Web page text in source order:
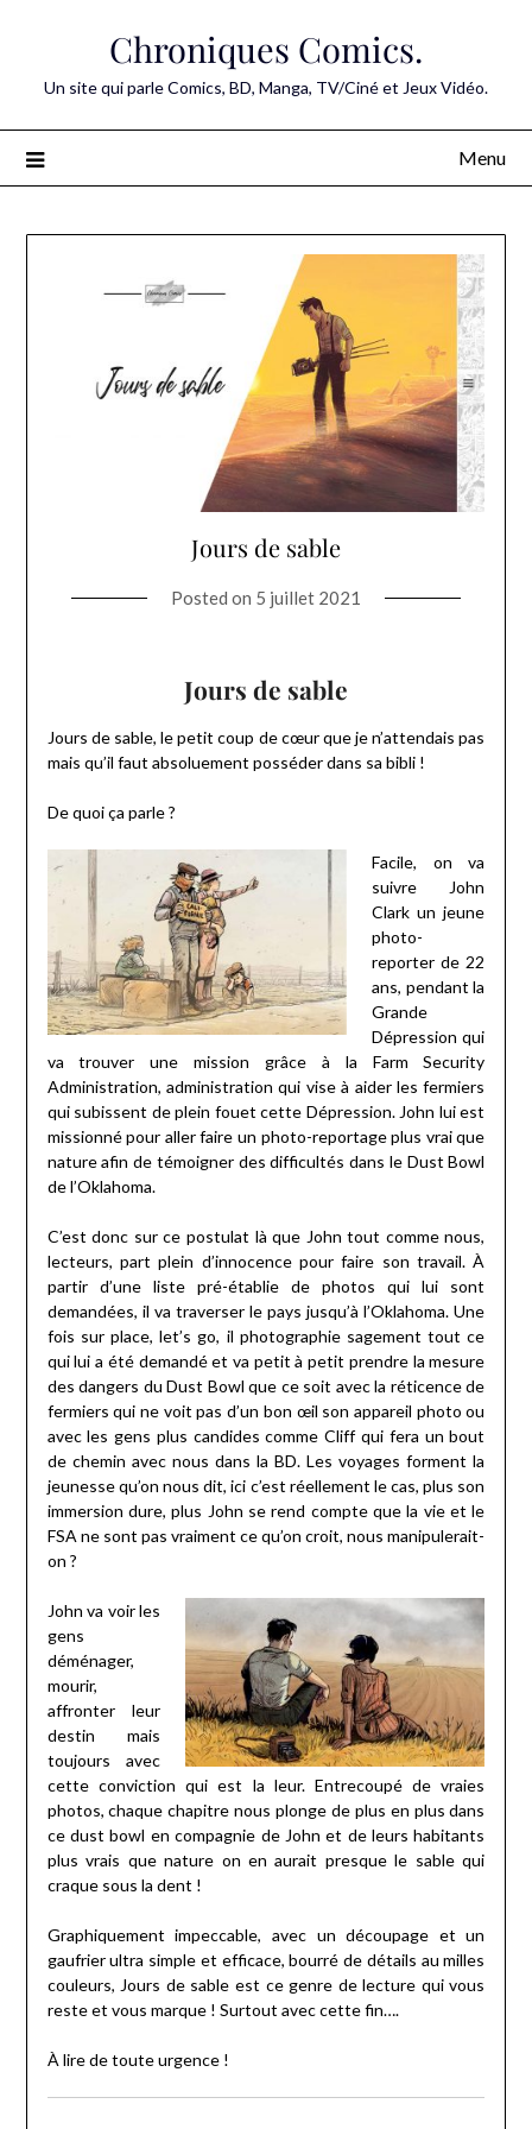
Chroniques Comics.
Un site qui parle Comics, BD, Manga, TV/Ciné et Jeux Vidéo.
Menu
Jours de sable
Posted on 5 juillet 2021
Jours de sable
Jours de sable, le petit coup de cœur que je n’attendais pas
mais qu’il faut absoluement posséder dans sa bibli !
De quoi ça parle ?
Facile, on va
suivre John
Clark un jeune
photo-
reporter de 22
ans, pendant la
Grande
Dépression qui
va trouver une mission grâce à la Farm Security
Administration, administration qui vise à aider les fermiers
qui subissent de plein fouet cette Dépression. John lui est
missionné pour aller faire un photo-reportage plus vrai que
nature afin de témoigner des difficultés dans le Dust Bowl
de l’Oklahoma.
C’est donc sur ce postulat là que John tout comme nous,
lecteurs, part plein d’innocence pour faire son travail. À
partir d’une liste pré-établie de photos qui lui sont
demandées, il va traverser le pays jusqu’à l’Oklahoma. Une
fois sur place, let’s go, il photographie sagement tout ce
qui lui a été demandé et va petit à petit prendre la mesure
des dangers du Dust Bowl que ce soit avec la réticence de
fermiers qui ne voit pas d’un bon œil son appareil photo ou
avec les gens plus candides comme Cliff qui fera un bout
de chemin avec nous dans la BD. Les voyages forment la
jeunesse qu’on nous dit, ici c’est réellement le cas, plus son
immersion dure, plus John se rend compte que la vie et le
FSA ne sont pas vraiment ce qu’on croit, nous manipulerait-
on ?
John va voir les
gens
déménager,
mourir,
affronter leur
destin mais
toujours avec
cette conviction qui est la leur. Entrecoupé de vraies
photos, chaque chapitre nous plonge de plus en plus dans
ce dust bowl en compagnie de John et de leurs habitants
plus vrais que nature on en aurait presque le sable qui
craque sous la dent !
Graphiquement impeccable, avec un découpage et un
gaufrier ultra simple et efficace, bourré de détails au milles
couleurs, Jours de sable est ce genre de lecture qui vous
reste et vous marque ! Surtout avec cette fin….
À lire de toute urgence !